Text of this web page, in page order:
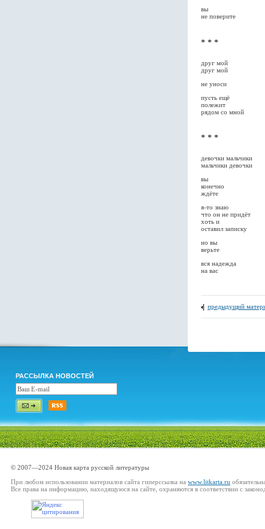
вы
не поверите
* * *
друг мой
друг мой
не уноси
пусть ещё
полежит
рядом со мной
* * *
девочки мальчики
мальчики девочки
вы
конечно
ждёте
я-то знаю
что он не придёт
хоть и
оставил записку
но вы
верьте
вся надежда
на вас
предыдущий
РАССЫЛКА НОВОСТЕЙ
© 2007—2024 Новая карта русской литературы
При любом использовании материалов сайта гиперссылка на www.litkarta.ru обязательна.
Все права на информацию, находящуюся на сайте, охраняются в соответствии с